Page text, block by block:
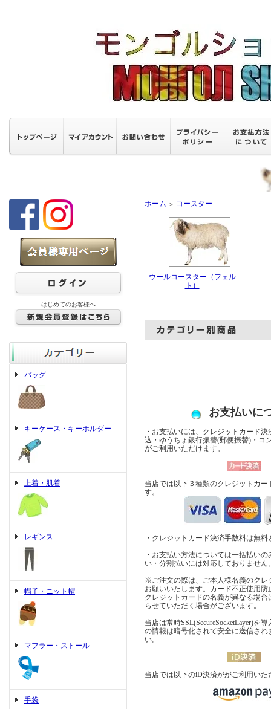
はじめてのお客様へ
バッグ
キーケース・キーホルダー
上着・肌着
レギンス
帽子・ニット帽
マフラー・ストール
手袋
ホーム ＞ コースター
ウールコースター（フェル
ト）
お支払いに
・お支払いには、クレジットカード
込・ゆうちょ銀行振替(郵便振替)・コ
がご利用いただけます。
当店では以下３種類のクレジットカ
す。
・クレジットカード決済手数料は無料
・お支払い方法については一括払い
い・分割払いには対応しておりません
※ご注文の際は、ご本人様名義のクレ
お願いいたします。カード不正使用
クレジットカードの名義が異なる場
らせていただく場合がございます。
当店は常時SSL(SecureSocketLayer)を
の情報は暗号化されて安全に送信され
い。
当店では以下のiD決済ががご利用いた